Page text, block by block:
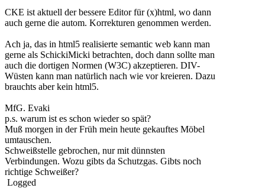
CKE ist aktuell der bessere Editor für (x)html, wo dann
auch gerne die autom. Korrekturen genommen werden.
Ach ja, das in html5 realisierte semantic web kann man
gerne als SchickiMicki betrachten, doch dann sollte man
auch die dortigen Normen (W3C) akzeptieren. DIV-
Wüsten kann man natürlich nach wie vor kreieren. Dazu
brauchts aber kein html5.
MfG. Evaki
p.s. warum ist es schon wieder so spät?
Muß morgen in der Früh mein heute gekauftes Möbel
umtauschen.
Schweißstelle gebrochen, nur mit dünnsten
Verbindungen. Wozu gibts da Schutzgas. Gibts noch
richtige Schweißer?
Logged